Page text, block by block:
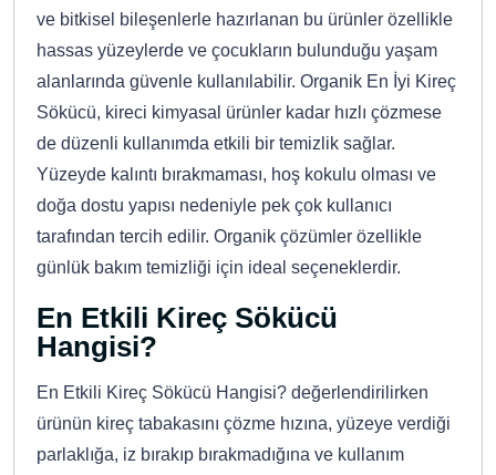
ve bitkisel bileşenlerle hazırlanan bu ürünler özellikle
hassas yüzeylerde ve çocukların bulunduğu yaşam
alanlarında güvenle kullanılabilir. Organik En İyi Kireç
Sökücü, kireci kimyasal ürünler kadar hızlı çözmese
de düzenli kullanımda etkili bir temizlik sağlar.
Yüzeyde kalıntı bırakmaması, hoş kokulu olması ve
doğa dostu yapısı nedeniyle pek çok kullanıcı
tarafından tercih edilir. Organik çözümler özellikle
günlük bakım temizliği için ideal seçeneklerdir.
En Etkili Kireç Sökücü
Hangisi?
En Etkili Kireç Sökücü Hangisi? değerlendirilirken
ürünün kireç tabakasını çözme hızına, yüzeye verdiği
parlaklığa, iz bırakıp bırakmadığına ve kullanım